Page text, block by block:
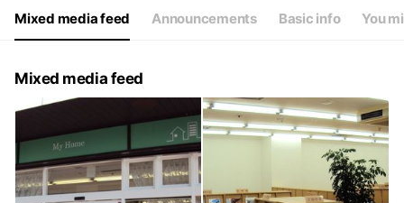
Sat
10:00 - 18:00
毎週水曜日は定休日
Mixed media feed Announcements Basic info You
Mixed media feed